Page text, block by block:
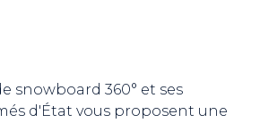
snowboard 360° et ses
d'État vous proposent une